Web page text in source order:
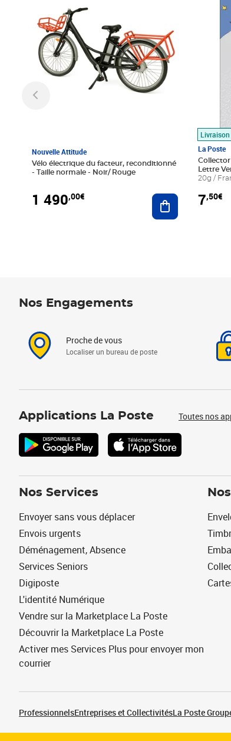
Nouvelle Attitude
Vélo électrique du facteur, reconditionné
- Taille normale - Noir/ Rouge
1 490,00€ Ajouter au
La Poste
Lettre
20g /
7,50€
Nos Engagements
Proche de vous
Localiser un bureau de poste
Applications La Poste Toutes nos
Nos Services
Envoyer sans vous déplacer
Envois urgents
Déménagement, Absence
Services Seniors
Digiposte
L'identité Numérique
Vendre sur la Marketplace La Poste
Découvrir la Marketplace La Poste
Activer mes Services Plus pour envoyer mon
courrier
ProfessionnelsEntreprises et CollectivitésLa Poste